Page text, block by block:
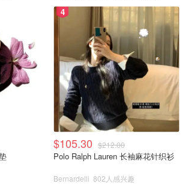
4
$105.30 $212.00
Polo Ralph Lauren 长袖麻花针织衫
Bernardelli 802人感兴趣